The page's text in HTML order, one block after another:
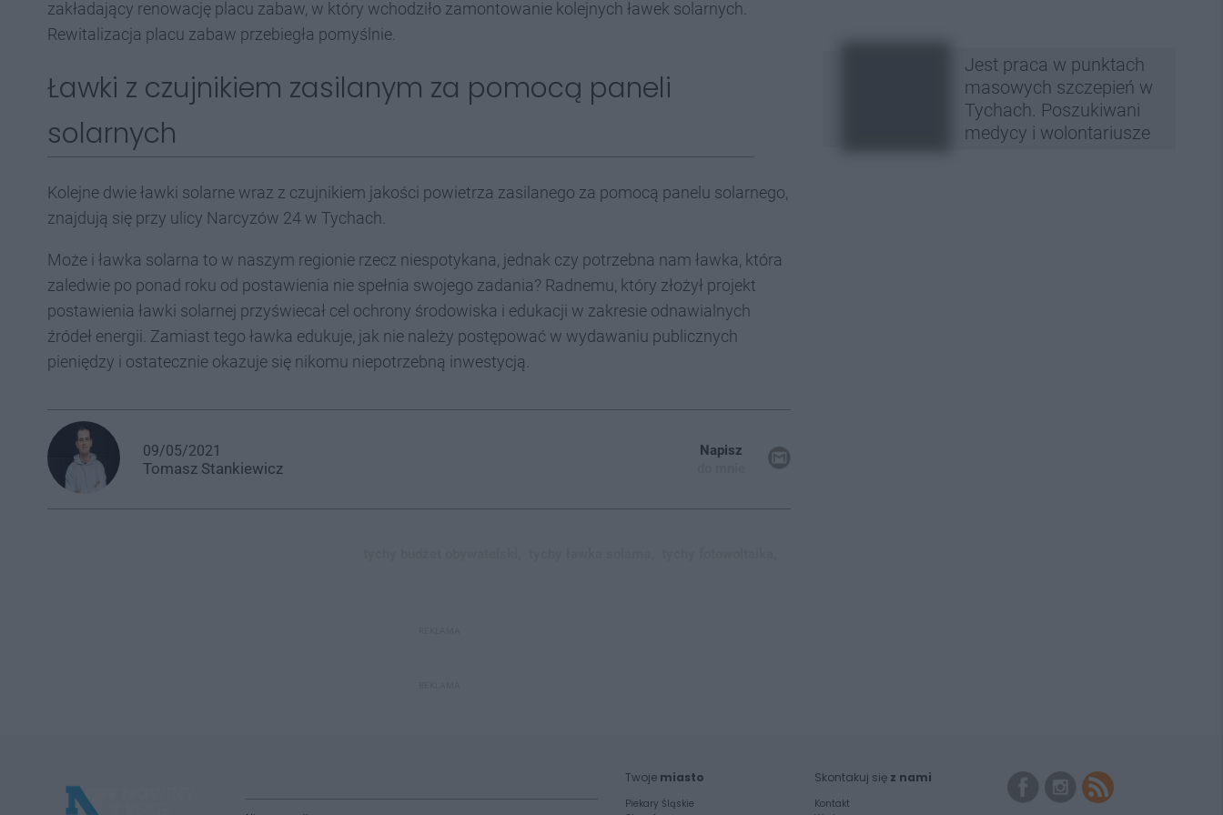
zakładający renowację placu zabaw, w który wchodziło zamontowanie kolejnych ławek solarnych.
Rewitalizacja placu zabaw przebiegła pomyślnie.
Ławki z czujnikiem zasilanym za pomocą paneli
solarnych
Kolejne dwie ławki solarne wraz z czujnikiem jakości powietrza zasilanego za pomocą panelu solarnego,
znajdują się przy ulicy Narcyzów 24 w Tychach.
Może i ławka solarna to w naszym regionie rzecz niespotykana, jednak czy potrzebna nam ławka, która
zaledwie po ponad roku od postawienia nie spełnia swojego zadania? Radnemu, który złożył projekt
postawienia ławki solarnej przyświecał cel ochrony środowiska i edukacji w zakresie odnawialnych
źródeł energii. Zamiast tego ławka edukuje, jak nie należy postępować w wydawaniu publicznych
pieniędzy i ostatecznie okazuje się nikomu niepotrzebną inwestycją.
09/05/2021
Tomasz Stankiewicz
Napisz
Jest praca w punktach
masowych szczepień w
Tychach. Poszukiwani
medycy i wolontariusze
Twoje miasto
Piekary Śląskie
Skontakuj się z nami
Kontakt